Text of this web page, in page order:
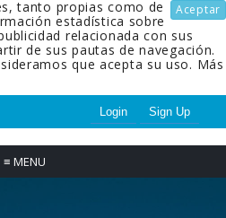
Aceptar
tanto propias como de
estadística sobre
relacionada con sus
de sus pautas de navegación.
que acepta su uso. Más
Login Sign Up
≡ MENU